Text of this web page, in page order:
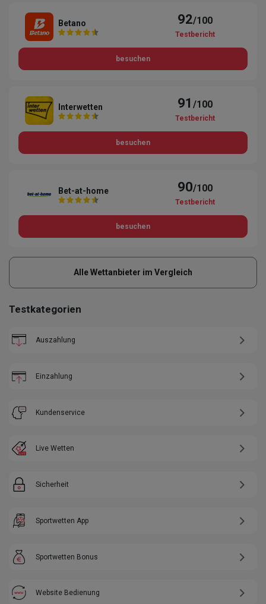
Betano 92/100
Testbericht
besuchen
Interwetten 91/100
Testbericht
besuchen
Bet-at-home 90/100
Testbericht
besuchen
Alle Wettanbieter im Vergleich
Testkategorien
Auszahlung
Einzahlung
Kundenservice
Live Wetten
Sicherheit
Sportwetten App
Sportwetten Bonus
Website Bedienung